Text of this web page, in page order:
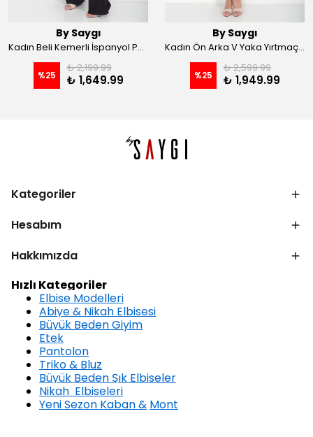
By Saygı
Kadın Beli Kemerli İspanyol Paça Likralı Krep Pantolon - Kahve
%25
₺ 2,199.99
₺ 1,649.99
By Saygı
Kadın Ön Arka V Yaka Yırtmaçlı Likralı Scuba Midi Elbise - Siyah
%25
₺ 2,599.99
₺ 1,949.99
Kategoriler
Hesabım
Hakkımızda
Hızlı Kategoriler
Elbise Modelleri
Abiye & Nikah Elbisesi
Büyük Beden Giyim
Etek
Pantolon
Triko & Bluz
Büyük Beden Şık Elbiseler
Nikah Elbiseleri
Yeni Sezon Kaban & Mont